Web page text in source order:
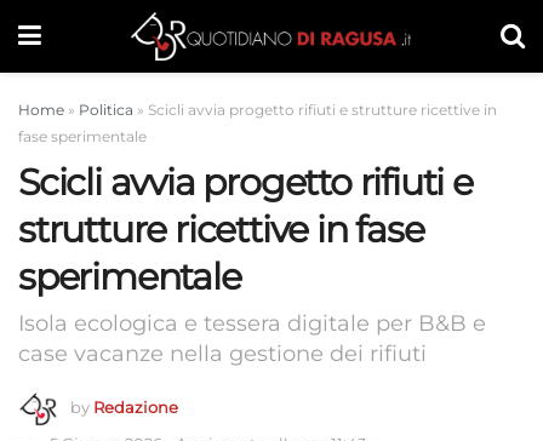
Home » Politica » Scicli avvia progetto rifiuti e strutture ricettive in
fase sperimentale
Scicli avvia progetto rifiuti e
strutture ricettive in fase
sperimentale
Isola ecologica e tessera digitale per B&B e
case vacanze nella gestione dei rifiuti
by Redazione